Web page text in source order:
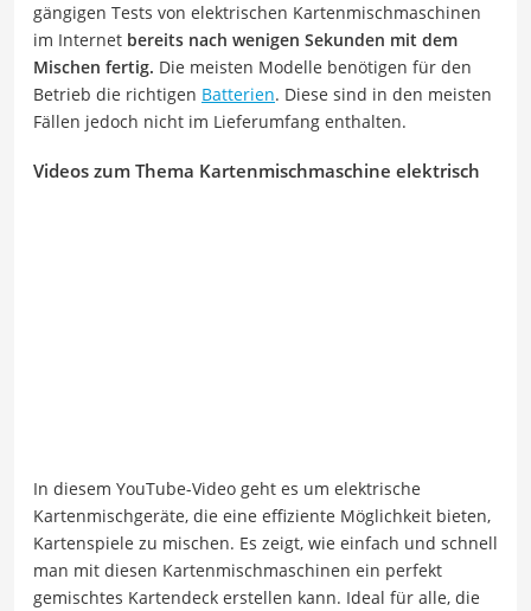
gängigen Tests von elektrischen Kartenmischmaschinen
im Internet bereits nach wenigen Sekunden mit dem
Mischen fertig. Die meisten Modelle benötigen für den
Betrieb die richtigen Batterien. Diese sind in den meisten
Fällen jedoch nicht im Lieferumfang enthalten.
Videos zum Thema Kartenmischmaschine elektrisch
In diesem YouTube-Video geht es um elektrische
Kartenmischgeräte, die eine effiziente Möglichkeit bieten,
Kartenspiele zu mischen. Es zeigt, wie einfach und schnell
man mit diesen Kartenmischmaschinen ein perfekt
gemischtes Kartendeck erstellen kann. Ideal für alle, die